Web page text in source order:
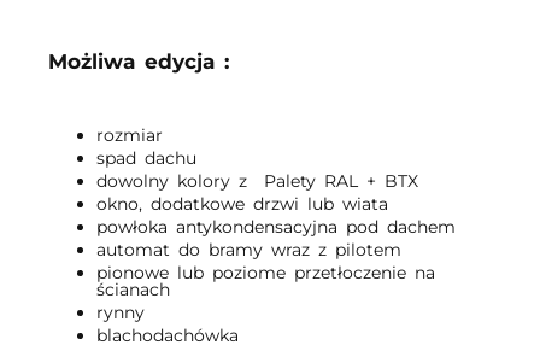
Możliwa edycja :
rozmiar
spad dachu
dowolny kolory z Palety RAL + BTX
okno, dodatkowe drzwi lub wiata
powłoka antykondensacyjna pod dachem
automat do bramy wraz z pilotem
pionowe lub poziome przetłoczenie na
ścianach
rynny
blachodachówka